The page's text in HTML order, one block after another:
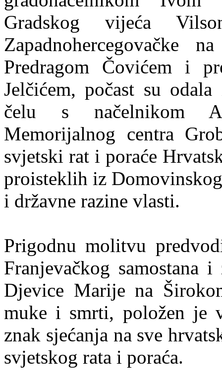
Gradskog vijeća
Zapadnohercegovačke
Predragom Čovićem i
Jelčićem, počast su
čelu s načelnikom
Memorijalnog centra
svjetski rat i poraće
proisteklih iz
i državne razine vlasti.
Prigodnu molitvu
Franjevačkog samostana
Djevice Marije na
muke i smrti, položen je
znak sjećanja na sve
svjetskog rata i poraća.